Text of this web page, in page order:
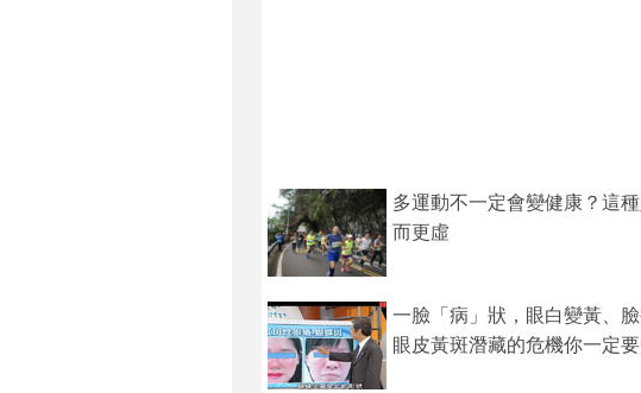
多運動不一定會變健康？這
而更虛
一臉「病」狀，眼白變黃、
眼皮黃斑潛藏的危機你一定